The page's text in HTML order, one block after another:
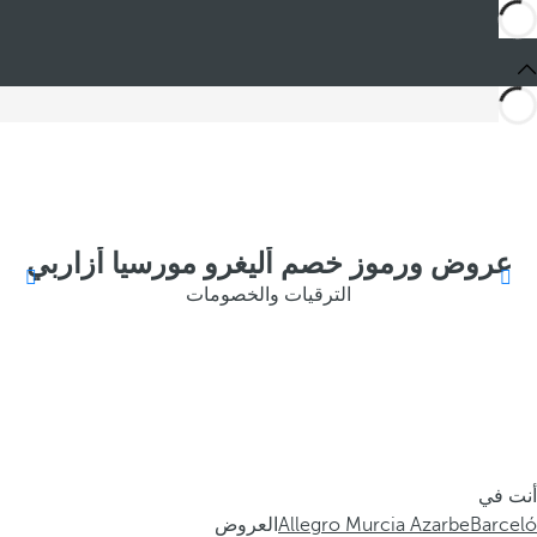
عروض ورموز خصم أليغرو مورسيا أزاربي
الترقيات والخصومات
أنت في
Barceló
Allegro Murcia Azarbe العروض